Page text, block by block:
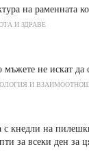
на раменната
И ЗДРАВЕ
мъжете не искат да
И
с кнедли на
за всеки ден за